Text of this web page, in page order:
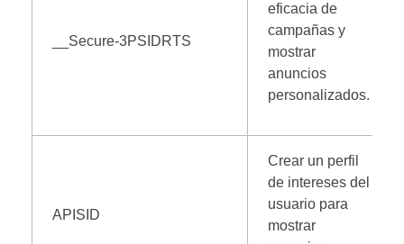
__Secure-3PSIDRTS
eficacia de
campañas y
mostrar
anuncios
personalizados.
APISID
Crear un perfil
de intereses del
usuario para
mostrar